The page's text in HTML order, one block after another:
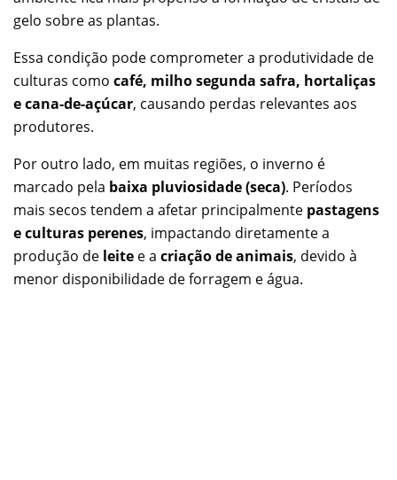
gelo sobre as plantas.
Essa condição pode comprometer a produtividade de
culturas como café, milho segunda safra, hortaliças
e cana-de-açúcar, causando perdas relevantes aos
produtores.
Por outro lado, em muitas regiões, o inverno é
marcado pela baixa pluviosidade (seca). Períodos
mais secos tendem a afetar principalmente pastagens
e culturas perenes, impactando diretamente a
produção de leite e a criação de animais, devido à
menor disponibilidade de forragem e água.